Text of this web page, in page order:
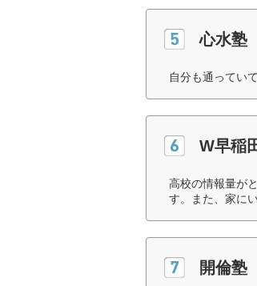
心水塾
自分も通ってい
W早稲
高校の情報量が
す。また、家に
開倫塾